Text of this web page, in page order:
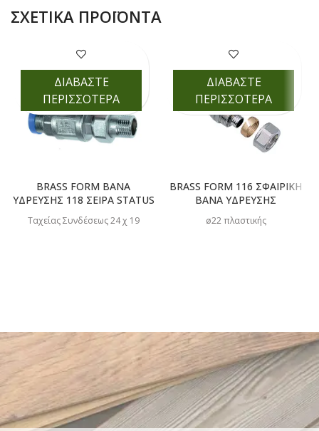
ΣΧΕΤΙΚΆ ΠΡΟΪΌΝΤΑ
BRASS FORM ΒΑΝΑ
ΥΔΡΕΥΣΗΣ 118 ΣΕΙΡΑ STATUS
Ταχείας Συνδέσεως 24 χ 19
ΔΙΑΒΑΣΤΕ
ΠΕΡΙΣΣΟΤΕΡΑ
BRASS FORM 116 ΣΦΑΙΡΙΚΗ
ΒΑΝΑ ΥΔΡΕΥΣΗΣ
ø22 πλαστικής
ΔΙΑΒΑΣΤΕ
ΠΕΡΙΣΣΟΤΕΡΑ